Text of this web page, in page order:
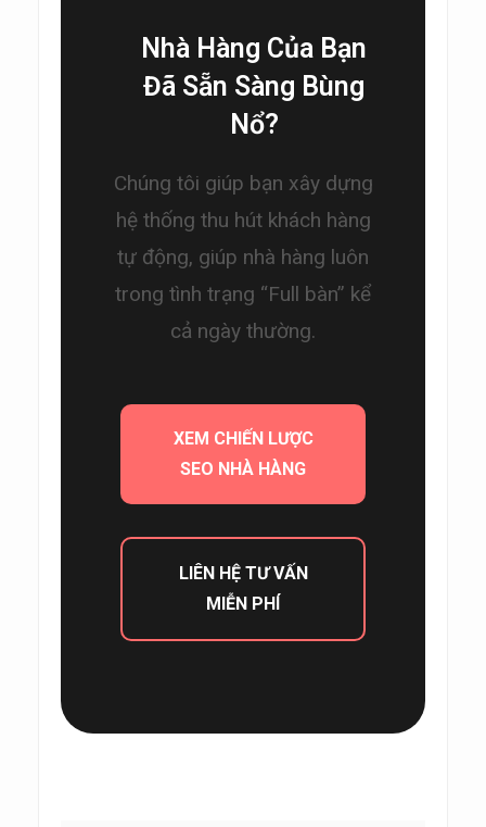
Nhà Hàng Của Bạn
Đã Sẵn Sàng Bùng
Nổ?
Chúng tôi giúp bạn xây dựng
hệ thống thu hút khách hàng
tự động, giúp nhà hàng luôn
trong tình trạng “Full bàn” kể
cả ngày thường.
XEM CHIẾN LƯỢC
SEO NHÀ HÀNG
LIÊN HỆ TƯ VẤN
MIỄN PHÍ